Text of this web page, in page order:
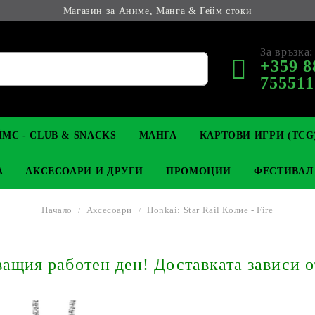
Магазин за Аниме, Манга & Гейм стоки
За връзка:
+359
КОЛЕКЦИОНЕРСКИ
YU-GI-OH! TCG
- CLUB & SNACKS МАНГА
LIGHT NOVEL
КАРТОВИ ИГРИ
MAGIC: THE GATHERING
АНИМЕ ФИГУРКИ
АКСЕСОАРИ И ДРУГИ
КЛЮЧОДЪРЖАТЕЛИ
ПРОМОЦИИ
Начало Аксесоари Honkai: Star Rail Колие - Fire
работен ден! Доставката зависи